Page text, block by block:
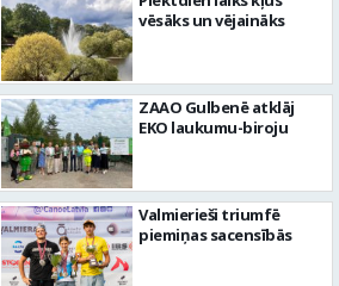
vēsāks un vējaināks
ZAAO Gulbenē atklāj
EKO laukumu-biroju
Valmierieši triumfē
piemiņas sacensībās